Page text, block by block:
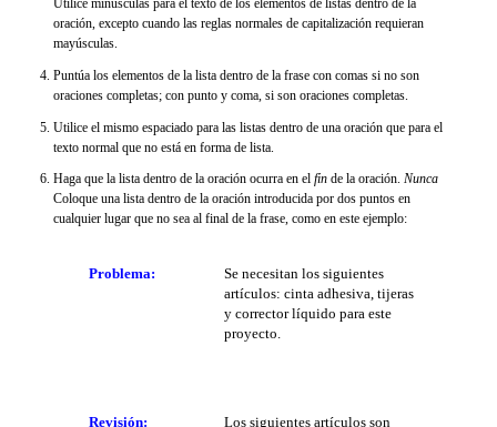
Utilice minúsculas para el texto de los elementos de listas dentro de la
oración, excepto cuando las reglas normales de capitalización requieran
mayúsculas.
Puntúa los elementos de la lista dentro de la frase con comas si no son
oraciones completas; con punto y coma, si son oraciones completas.
Utilice el mismo espaciado para las listas dentro de una oración que para el
texto normal que no está en forma de lista.
Haga que la lista dentro de la oración ocurra en el fin de la oración. Nunca
Coloque una lista dentro de la oración introducida por dos puntos en
cualquier lugar que no sea al final de la frase, como en este ejemplo:
Problema:
Se necesitan los siguientes
artículos: cinta adhesiva, tijeras
y corrector líquido para este
proyecto.
Revisión:
Los siguientes artículos son